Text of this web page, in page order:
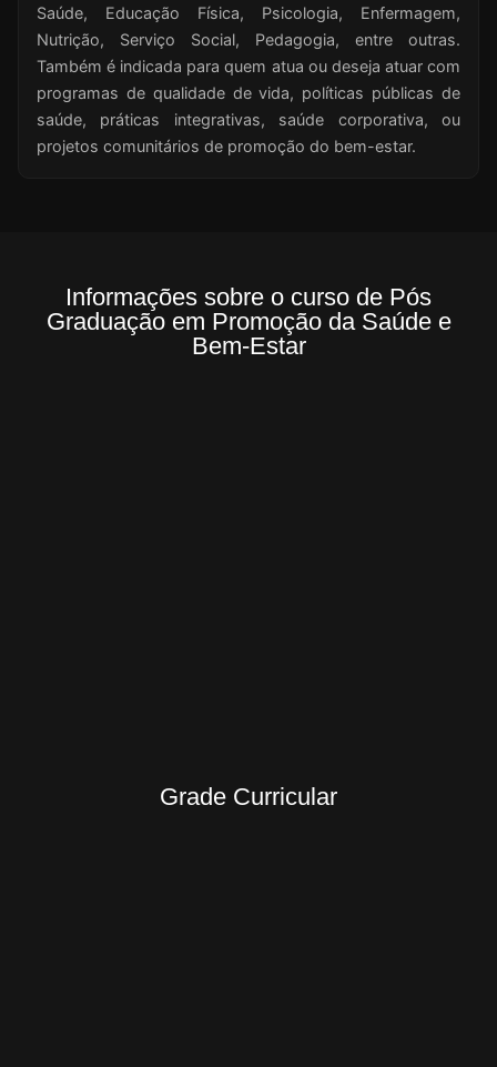
Saúde, Educação Física, Psicologia, Enfermagem,
Nutrição, Serviço Social, Pedagogia, entre outras.
Também é indicada para quem atua ou deseja atuar com
programas de qualidade de vida, políticas públicas de
saúde, práticas integrativas, saúde corporativa, ou
projetos comunitários de promoção do bem-estar.
Informações sobre o curso de Pós
Graduação em Promoção da Saúde e
Bem-Estar
Grade Curricular